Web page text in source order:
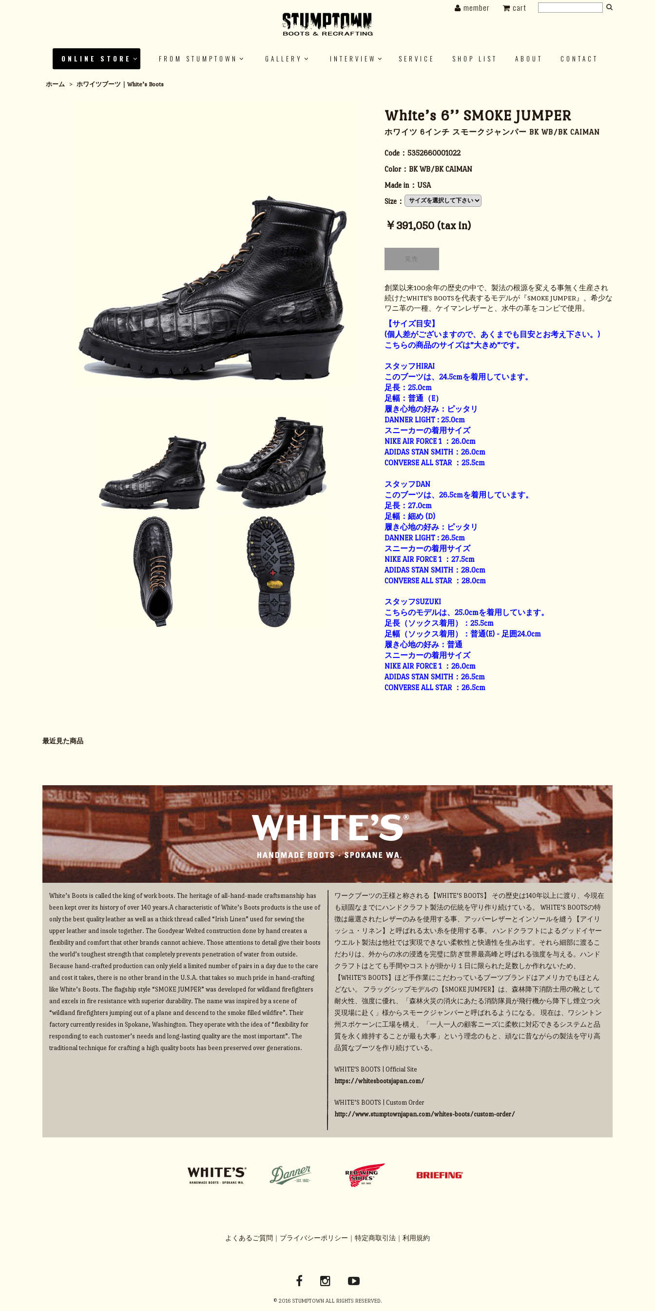
ONLINE STORE FROM STUMPTOWN GALLERY INTERVIEW SERVICE SHOP LIST ABOUT CONTACT
member cart
ホーム > ホワイツブーツ｜White’s Boots
White’s 6’’ SMOKE JUMPER
ホワイツ 6インチ スモークジャンパー BK WB/BK CAIMAN
Code： 5352660001022
Color： BK WB/BK CAIMAN
Made in： USA
Size：
￥391,050 (tax in)
創業以来100余年の歴史の中で、製法の根源を変える事無く生産され
続けたWHITE'S BOOTSを代表するモデルが『SMOKE JUMPER』。希少な
ワニ革の一種、ケイマンレザーと、水牛の革をコンビで使用。
【サイズ目安】
(個人差がございますので、あくまでも目安とお考え下さい。)
こちらの商品のサイズは”大きめ”です。
スタッフHIRAI
このブーツは、24.5cmを着用しています。
足長：25.0cm
足幅：普通（E）
履き心地の好み：ピッタリ
DANNER LIGHT : 25.0cm
スニーカーの着用サイズ
NIKE AIR FORCE 1 ：26.0cm
ADIDAS STAN SMITH：26.0cm
CONVERSE ALL STAR ：25.5cm
スタッフDAN
このブーツは、26.5cmを着用しています。
足長：27.0cm
足幅：細め (D)
履き心地の好み：ピッタリ
DANNER LIGHT : 26.5cm
スニーカーの着用サイズ
NIKE AIR FORCE 1 ：27.5cm
ADIDAS STAN SMITH：28.0cm
CONVERSE ALL STAR ：28.0cm
スタッフSUZUKI
こちらのモデルは、25.0cmを着用しています。
足長（ソックス着用）：25.5cm
足幅（ソックス着用）：普通(E) - 足囲24.0cm
履き心地の好み：普通
スニーカーの着用サイズ
NIKE AIR FORCE 1 ：26.0cm
ADIDAS STAN SMITH：26.5cm
CONVERSE ALL STAR ：26.5cm
最近見た商品
White’s Boots is called the king of work boots. The heritage of all-hand-made craftsmanship has
been kept over its history of over 140 years.A characteristic of White’s Boots products is the use of
only the best quality leather as well as a thick thread called “Irish Linen” used for sewing the
upper leather and insole together. The Goodyear Welted construction done by hand creates a
flexibility and comfort that other brands cannot achieve. Those attentions to detail give their boots
the world’s toughest strength that completely prevents penetration of water from outside.
Because hand-crafted production can only yield a limited number of pairs in a day due to the care
and cost it takes, there is no other brand in the U.S.A. that takes so much pride in hand-crafting
like White’s Boots. The flagship style “SMOKE JUMPER” was developed for wildland firefighters
and excels in fire resistance with superior durability. The name was inspired by a scene of
“wildland firefighters jumping out of a plane and descend to the smoke filled wildfire”. Their
factory currently resides in Spokane, Washington. They operate with the idea of “flexibility for
responding to each customer’s needs and long-lasting quality are the most important”. The
traditional technique for crafting a high quality boots has been preserved over generations.
ワークブーツの王様と称される【WHITE’S BOOTS】 その歴史は140年以上に渡り、今現在
も頑固なまでにハンドクラフト製法の伝統を守り作り続けている。 WHITE’S BOOTSの特
徴は厳選されたレザーのみを使用する事、アッパーレザーとインソールを縫う【アイリ
ッシュ・リネン】と呼ばれる太い糸を使用する事。 ハンドクラフトによるグッドイヤー
ウエルト製法は他社では実現できない柔軟性と快適性を生み出す。それら細部に渡るこ
だわりは、外からの水の浸透を完璧に防ぎ世界最高峰と呼ばれる強度を与える。ハンド
クラフトはとても手間やコストが掛かり１日に限られた足数しか作れないため、
【WHITE’S BOOTS】ほど手作業にこだわっているブーツブランドはアメリカでもほとん
どない。 フラッグシップモデルの【SMOKE JUMPER】は、森林降下消防士用の靴として
耐火性、強度に優れ、「森林火災の消火にあたる消防隊員が飛行機から降下し煙立つ火
災現場に赴く」様からスモークジャンパーと呼ばれるようになる。 現在は、ワシントン
州スポケーンに工場を構え、「一人一人の顧客ニーズに柔軟に対応できるシステムと品
質を永く維持することが最も大事」という理念のもと、頑なに昔ながらの製法を守り高
品質なブーツを作り続けている。
WHITE'S BOOTS | Official Site
https://whitesbootsjapan.com/
WHITE’S BOOTS | Custom Order
http://www.stumptownjapan.com/whites-boots/custom-order/
よくあるご質問 プライバシーポリシー 特定商取引法 利用規約
© 2016 STUMPTOWN ALL RIGHTS RESERVED.